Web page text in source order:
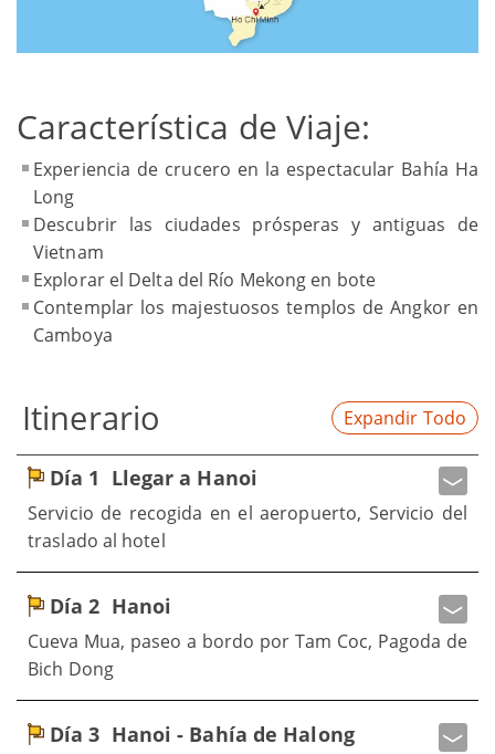
Característica de Viaje:
Experiencia de crucero en la espectacular Bahía Ha
Long
Descubrir las ciudades prósperas y antiguas de
Vietnam
Explorar el Delta del Río Mekong en bote
Contemplar los majestuosos templos de Angkor en
Camboya
Itinerario Expandir Todo
Día 1 Llegar a Hanoi
Servicio de recogida en el aeropuerto, Servicio del
traslado al hotel
Día 2 Hanoi
Cueva Mua, paseo a bordo por Tam Coc, Pagoda de
Bich Dong
Día 3 Hanoi - Bahía de Halong